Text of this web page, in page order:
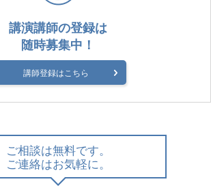
講演講師の登録は
随時募集中！
講師登録はこちら
ご相談は無料です。
ご連絡はお気軽に。